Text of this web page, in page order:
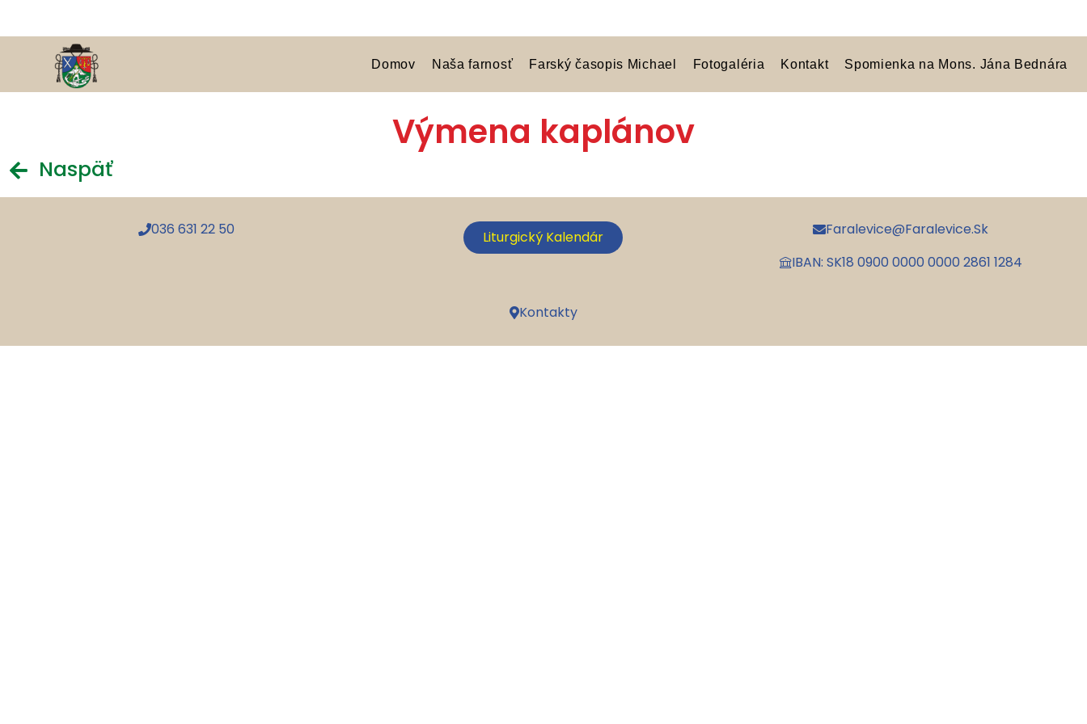
Domov Naša farnosť Farský časopis Michael Fotogaléria Kontakt Spomienka na Mons. Jána Bednára
Výmena kaplánov
Naspäť
036 631 22 50 Liturgický Kalendár
Faralevice@faralevice.sk
IBAN: SK18 0900 0000 0000 2861 1284
Kontakty